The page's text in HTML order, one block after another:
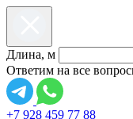
Длина, м
Ответим на все
+7 928 459 77 88